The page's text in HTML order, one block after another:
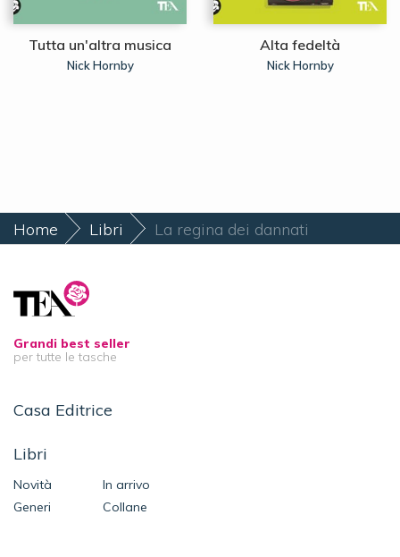
Tutta un'altra musica
Nick Hornby
Alta fedeltà
Nick Hornby
Home Libri La regina dei dannati
Grandi best seller
per tutte le tasche
Casa Editrice
Libri
Novità
In arrivo
Generi
Collane